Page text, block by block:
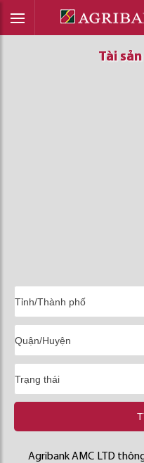
Tài
Tài
Tài
Agribank AMC LTD